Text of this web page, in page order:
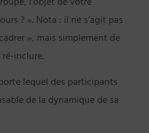
? ». Nota : il ne s’agit pas
», mais simplement de
inclure.
lequel des participants
de la dynamique de sa